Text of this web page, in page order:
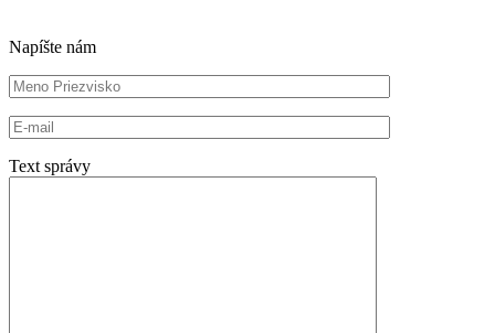
Napíšte nám
Text správy